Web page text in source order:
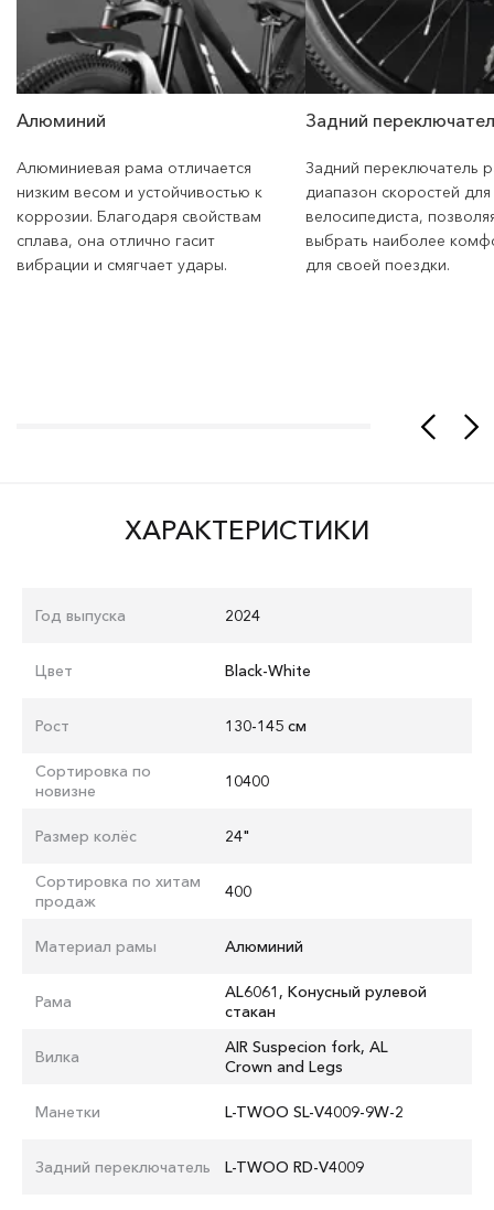
Алюминий
Алюминиевая рама отличается
низким весом и устойчивостью к
коррозии. Благодаря свойствам
сплава, она отлично гасит
вибрации и смягчает удары.
Задний
Задний переключатель
диапазон скоростей для
велосипедиста,
выбрать наиболее
для своей поездки.
ХАРАКТЕРИСТИКИ
Год выпуска 2024
Цвет Black-White
Рост 130-145 см
Сортировка по
новизне
10400
Размер колёс 24"
Сортировка по хитам
продаж
400
Материал рамы Алюминий
Рама
AL6061, Конусный рулевой
стакан
Вилка
AIR Suspecion fork, AL
Crown and Legs
Манетки L-TWOO SL-V4009-9W-2
Задний переключатель L-TWOO RD-V4009